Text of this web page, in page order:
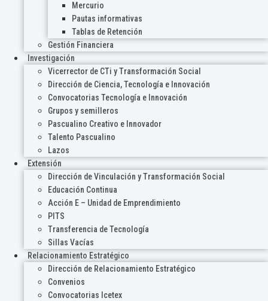
Mercurio
Pautas informativas
Tablas de Retención
Gestión Financiera
Investigación
Vicerrector de CTi y Transformación Social
Dirección de Ciencia, Tecnología e Innovación
Convocatorias Tecnología e Innovación
Grupos y semilleros
Pascualino Creativo e Innovador
Talento Pascualino
Lazos
Extensión
Dirección de Vinculación y Transformación Social
Educación Continua
Acción E – Unidad de Emprendimiento
PITS
Transferencia de Tecnología
Sillas Vacías
Relacionamiento Estratégico
Dirección de Relacionamiento Estratégico
Convenios
Convocatorias Icetex